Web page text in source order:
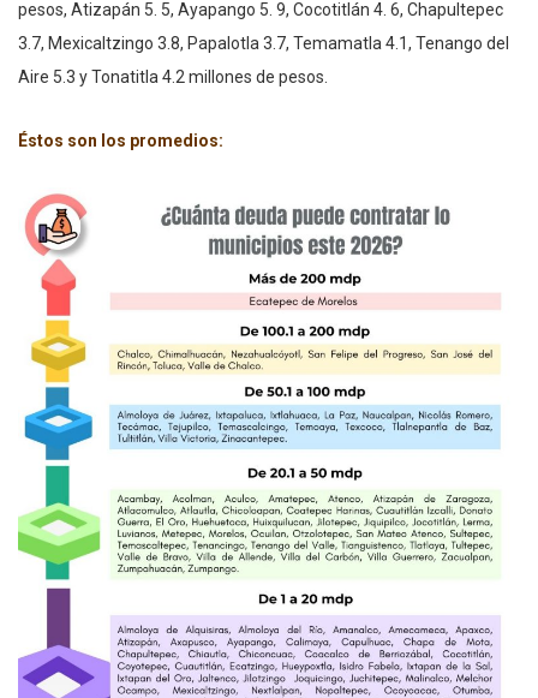
pesos, Atizapán 5. 5, Ayapango 5. 9, Cocotitlán 4. 6, Chapultepec
3.7, Mexicaltzingo 3.8, Papalotla 3.7, Temamatla 4.1, Tenango del
Aire 5.3 y Tonatitla 4.2 millones de pesos.
Éstos son los promedios: